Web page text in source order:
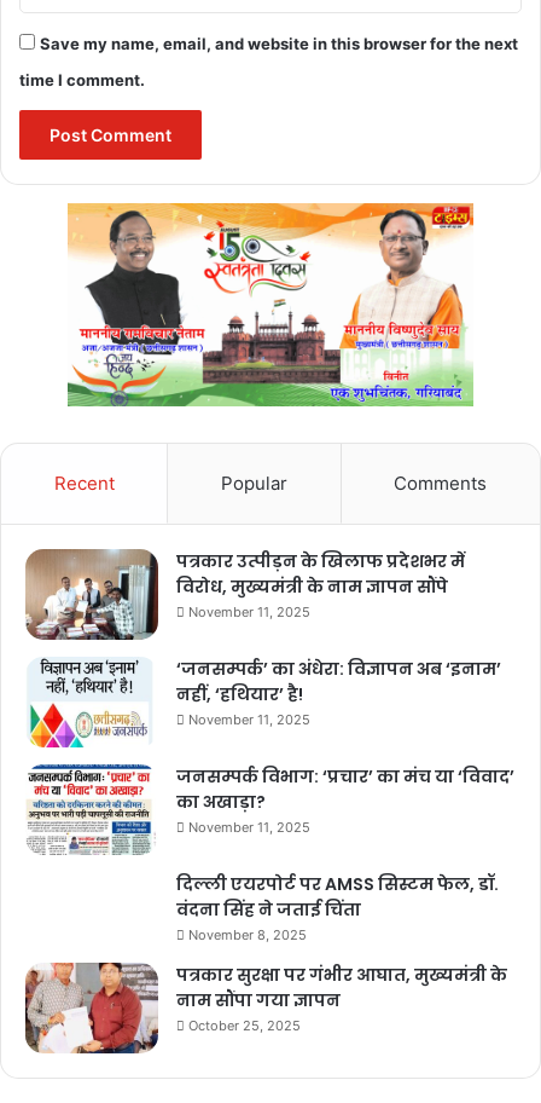
Save my name, email, and website in this browser for the next
time I comment.
Recent Popular Comments
पत्रकार उत्पीड़न के खिलाफ प्रदेशभर में
विरोध, मुख्यमंत्री के नाम ज्ञापन सौंपे
November 11, 2025
‘जनसम्पर्क’ का अंधेरा: विज्ञापन अब ‘इनाम’
नहीं, ‘हथियार’ है!
November 11, 2025
जनसम्पर्क विभाग: ‘प्रचार’ का मंच या ‘विवाद’
का अखाड़ा?
November 11, 2025
दिल्ली एयरपोर्ट पर AMSS सिस्टम फेल, डॉ.
वंदना सिंह ने जताई चिंता
November 8, 2025
पत्रकार सुरक्षा पर गंभीर आघात, मुख्यमंत्री के
नाम सौंपा गया ज्ञापन
October 25, 2025